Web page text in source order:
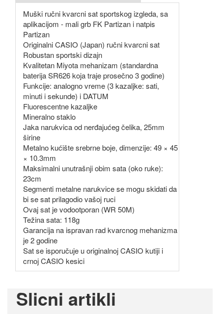
Muški ručni kvarcni sat sportskog izgleda, sa
aplikacijom - mali grb FK Partizan i natpis
Partizan
Originalni CASIO (Japan) ručni kvarcni sat
Robustan sportski dizajn
Kvalitetan Miyota mehanizam (standardna
baterija SR626 koja traje prosečno 3 godine)
Funkcije: analogno vreme (3 kazaljke: sati,
minuti i sekunde) i DATUM
Fluorescentne kazaljke
Mineralno staklo
Jaka narukvica od nerđajućeg čelika, 25mm
širine
Metalno kućište srebrne boje, dimenzije: 49 × 45
× 10.3mm
Maksimalni unutrašnji obim sata (oko ruke):
23cm
Segmenti metalne narukvice se mogu skidati da
bi se sat prilagodio vašoj ruci
Ovaj sat je vodootporan (WR 50M)
Težina sata: 118g
Garancija na ispravan rad kvarcnog mehanizma
je 2 godine
Sat se isporučuje u originalnoj CASIO kutiji i
crnoj CASIO kesici
Slicni artikli